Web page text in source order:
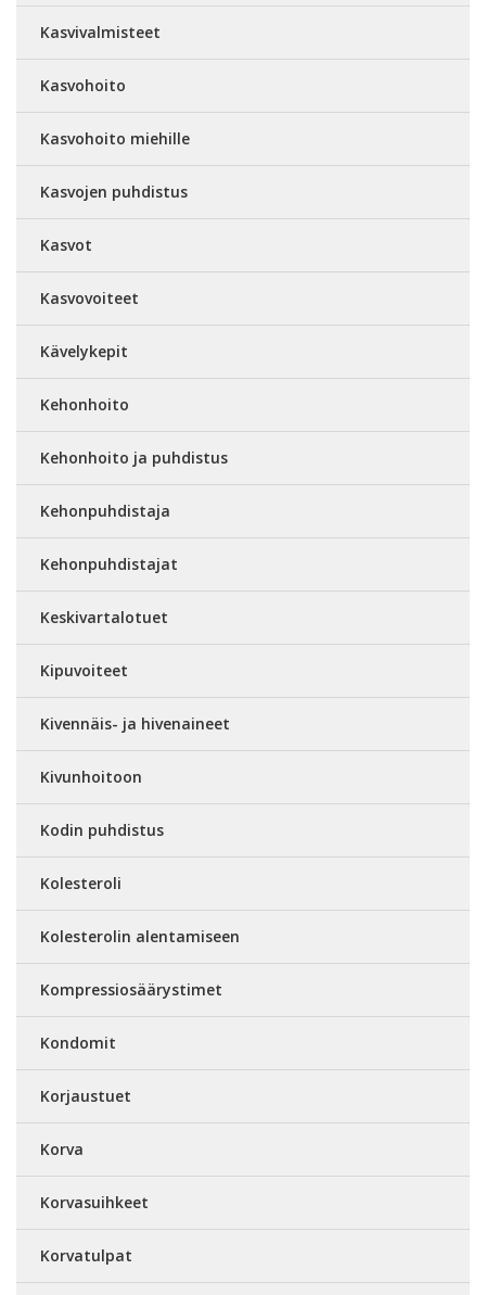
Kasvivalmisteet
Kasvohoito
Kasvohoito miehille
Kasvojen puhdistus
Kasvot
Kasvovoiteet
Kävelykepit
Kehonhoito
Kehonhoito ja puhdistus
Kehonpuhdistaja
Kehonpuhdistajat
Keskivartalotuet
Kipuvoiteet
Kivennäis- ja hivenaineet
Kivunhoitoon
Kodin puhdistus
Kolesteroli
Kolesterolin alentamiseen
Kompressiosäärystimet
Kondomit
Korjaustuet
Korva
Korvasuihkeet
Korvatulpat